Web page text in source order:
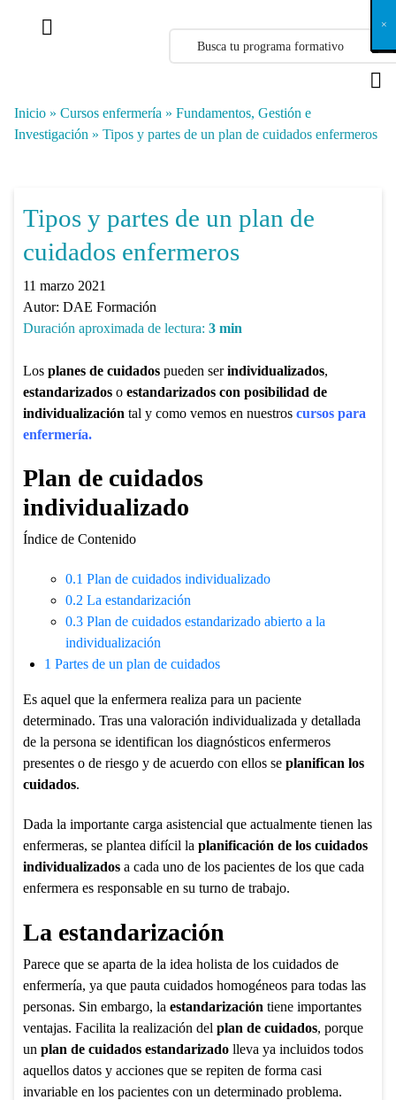
Inicio » Cursos enfermería » Fundamentos, Gestión e
Investigación » Tipos y partes de un plan de cuidados enfermeros
Tipos y partes de un plan de
cuidados enfermeros
11 marzo 2021
Autor: DAE Formación
Duración aproximada de lectura: 3 min
Los planes de cuidadospueden serindividualizados,
estandarizadoso estandarizados con posibilidad de
individualización tal y como vemos en nuestros cursos para
enfermería.
Plan de cuidados
individualizado
Índice de Contenido
0.1 Plan de cuidados individualizado
0.2 La estandarización
0.3Plan de cuidados estandarizado abierto a la
individualización
1 Partes de un plan de cuidados
Es aquel que la enfermera realiza para un paciente
determinado. Tras una valoración individualizada y detallada
de la persona se identifican los diagnósticos enfermeros
presentes o de riesgo y de acuerdo con ellos se planifican los
cuidados.
Dada la importante carga asistencial que actualmente tienen las
enfermeras, se plantea difícil la planificación de los cuidados
individualizadosa cada uno de los pacientes de los que cada
enfermera es responsable en su turno de trabajo.
La estandarización
Parece que se aparta de la idea holista de los cuidados de
enfermería, ya que pauta cuidados homogéneos para todas las
personas. Sin embargo, la estandarización tiene importantes
ventajas. Facilita la realización del plan de cuidados, porque
un plan de cuidados estandarizadolleva ya incluidos todos
aquellos datos y acciones que se repiten de forma casi
invariable en los pacientes con un determinado problema.
X
×
×
×
×
×
×
×
×
×
×
×
×
×
×
×
×
×
×
×
×
×
×
×
×
×
×
×
×
×
×
×
×
×
×
×
×
×
×
×
×
×
×
×
×
×
×
×
×
×
×
×
×
×
×
×
×
×
×
×
×
×
×
×
×
×
×
×
×
×
×
×
×
×
×
×
×
×
×
×
×
×
×
×
×
×
×
×
×
×
×
×
×
×
×
×
×
×
×
×
×
×
×
×
×
×
×
×
×
×
×
×
×
×
×
×
×
×
×
×
×
×
×
×
×
×
×
×
×
×
×
×
×
×
×
×
×
×
×
×
×
×
×
×
×
×
×
×
×
×
×
×
×
×
×
×
×
×
×
×
×
×
×
×
×
×
×
×
×
×
×
×
×
×
×
×
×
×
×
×
×
×
×
×
×
×
×
×
×
×
×
×
×
×
×
×
×
×
×
×
×
×
×
×
×
×
×
×
×
×
×
×
×
×
×
×
×